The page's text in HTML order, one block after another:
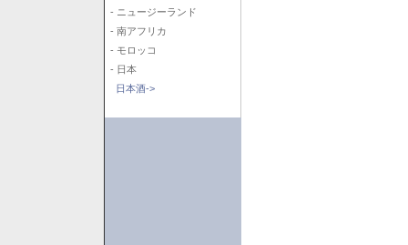
- ニュージーランド
- 南アフリカ
- モロッコ
- 日本
日本酒->